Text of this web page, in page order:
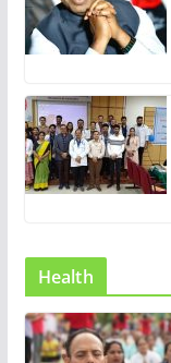
Health